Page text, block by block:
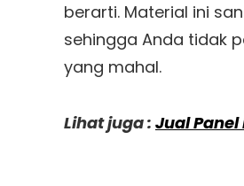
berarti. Material ini
sehingga Anda tidak
yang mahal.
Lihat juga : Jual